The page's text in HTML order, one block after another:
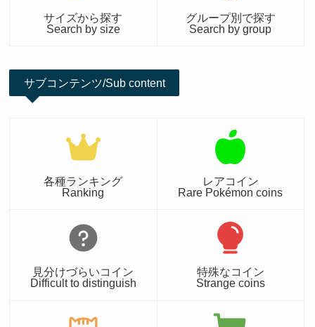
サイズから探す
Search by size
グループ別で探す
Search by group
サブコンテンツ/Sub content
各種ランキング
Ranking
レアコイン
Rare Pokémon coins
見分けづらいコイン
Difficult to distinguish
特殊なコイン
Strange coins